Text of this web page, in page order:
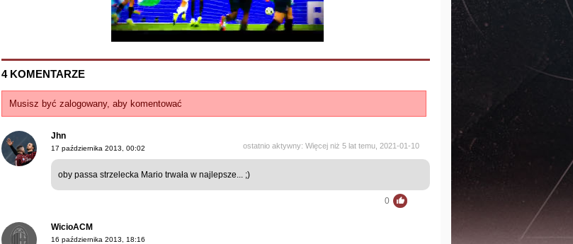
4 KOMENTARZE
Musisz być zalogowany, aby komentować
Jhn
ostatnio aktywny: Więcej niż 5 lat temu, 2021-01-10
17 października 2013, 00:02
oby passa strzelecka Mario trwała w najlepsze... ;)
0
WicioACM
16 października 2013, 18:16